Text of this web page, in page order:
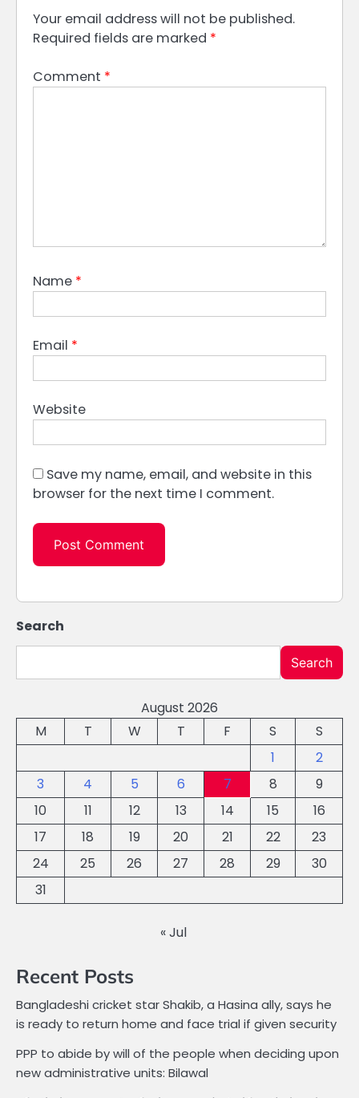
Your email address will not be published.
Required fields are marked *
Comment *
Name *
Email *
Website
Save my name, email, and website in this
browser for the next time I comment.
Search
Search
August 2026
M
T W T F S
S
1
2
3
4 5 6 7 8
9
10
11 12 13 14 15
16
17
18 19 20 21 22
23
24
25 26 27 28 29
30
31
« Jul
Recent Posts
Bangladeshi cricket star Shakib, a Hasina ally, says he
is ready to return home and face trial if given security
PPP to abide by will of the people when deciding upon
new administrative units: Bilawal